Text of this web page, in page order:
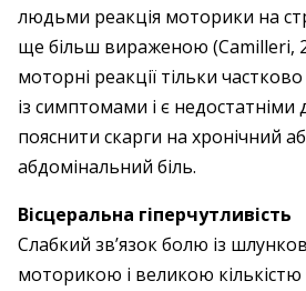
людьми реакція моторики на
ще більш вираженою (Camilleri,
моторні реакції тільки
із симптомами і є недостатніми
пояснити скарги на хронічний
абдомінальний біль.
Вісцеральна гіперчутливість
Слабкий зв’язок болю із
моторикою і великою